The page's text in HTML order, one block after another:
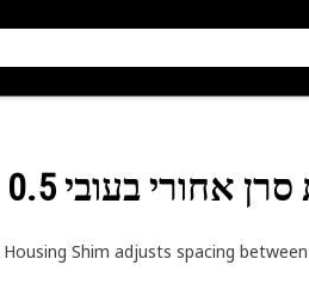
בעובי 0.5 מ"מ
Shim adjusts spacing